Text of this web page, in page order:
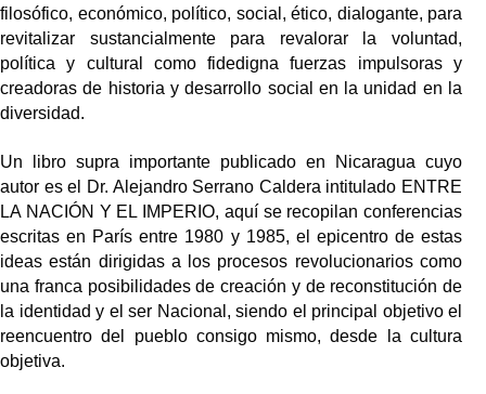
filosófico, económico, político, social, ético, dialogante, para
revitalizar sustancialmente para revalorar la voluntad,
política y cultural como fidedigna fuerzas impulsoras y
creadoras de historia y desarrollo social en la unidad en la
diversidad.
Un libro supra importante publicado en Nicaragua cuyo
autor es el Dr. Alejandro Serrano Caldera intitulado ENTRE
LA NACIÓN Y EL IMPERIO, aquí se recopilan conferencias
escritas en París entre 1980 y 1985, el epicentro de estas
ideas están dirigidas a los procesos revolucionarios como
una franca posibilidades de creación y de reconstitución de
la identidad y el ser Nacional, siendo el principal objetivo el
reencuentro del pueblo consigo mismo, desde la cultura
objetiva.